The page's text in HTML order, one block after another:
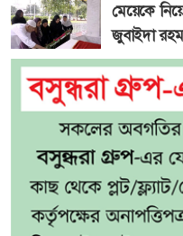
মেয়েকে
জুবাইদা